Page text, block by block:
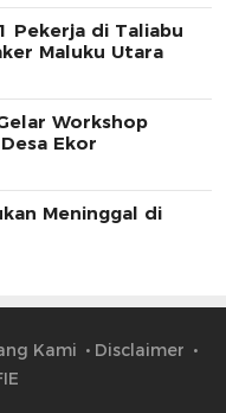
Pekerja di Taliabu
Maluku Utara
Workshop
Ekor
Meninggal di
Kami
Disclaimer